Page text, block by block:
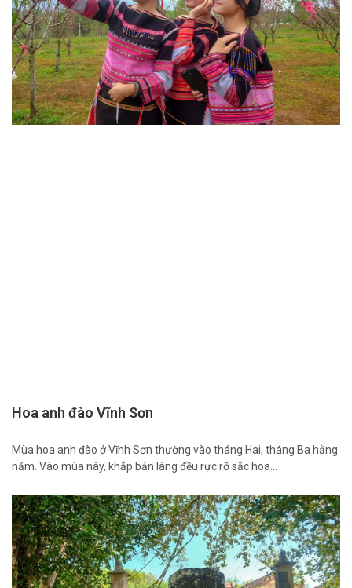
Hoa anh đào Vĩnh Sơn
Mùa hoa anh đào ở Vĩnh Sơn thường vào tháng Hai, tháng Ba hằng
năm. Vào mùa này, khắp bản làng đều rực rỡ sắc hoa…